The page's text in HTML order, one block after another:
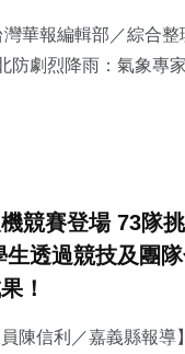
華報編輯部／綜合整
降雨：​氣象專家
競賽登場 73隊
生透過競技及團
！
員陳信利／嘉義縣報
+
聞
66